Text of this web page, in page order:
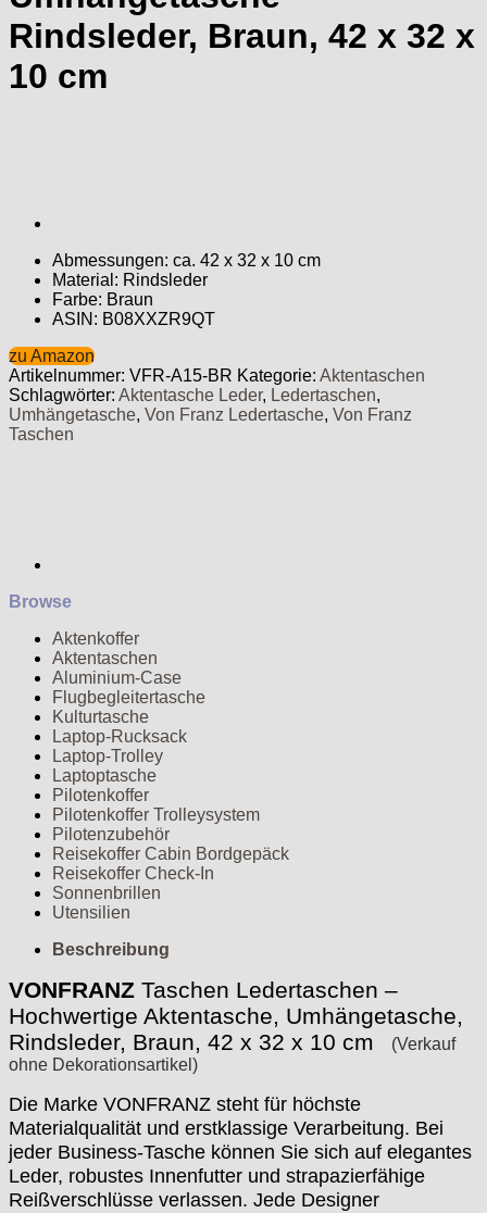
Rindsleder, Braun, 42 x 32 x
10 cm
Abmessungen: ca. 42 x 32 x 10 cm
Material: Rindsleder
Farbe: Braun
ASIN: B08XXZR9QT
zu Amazon
Artikelnummer: VFR-A15-BR Kategorie: Aktentaschen
Schlagwörter: Aktentasche Leder, Ledertaschen,
Umhängetasche, Von Franz Ledertasche, Von Franz
Taschen
Browse
Aktenkoffer
Aktentaschen
Aluminium-Case
Flugbegleitertasche
Kulturtasche
Laptop-Rucksack
Laptop-Trolley
Laptoptasche
Pilotenkoffer
Pilotenkoffer Trolleysystem
Pilotenzubehör
Reisekoffer Cabin Bordgepäck
Reisekoffer Check-In
Sonnenbrillen
Utensilien
Beschreibung
VONFRANZ Taschen Ledertaschen –
Hochwertige Aktentasche, Umhängetasche,
Rindsleder, Braun, 42 x 32 x 10 cm
(Verkauf
ohne Dekorationsartikel)
Die Marke VONFRANZ steht für höchste
Materialqualität und erstklassige Verarbeitung. Bei
jeder Business-Tasche können Sie sich auf elegantes
Leder, robustes Innenfutter und strapazierfähige
Reißverschlüsse verlassen. Jede Designer